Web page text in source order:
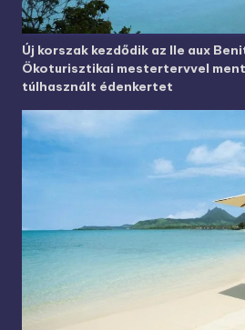
Új korszak kezdődik az Ile aux
Ökoturisztikai mestertervvel
túlhasznált édenkertet